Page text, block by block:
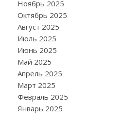
Ноябрь 2025
Октябрь 2025
Август 2025
Июль 2025
Июнь 2025
Май 2025
Апрель 2025
Март 2025
Февраль 2025
Январь 2025